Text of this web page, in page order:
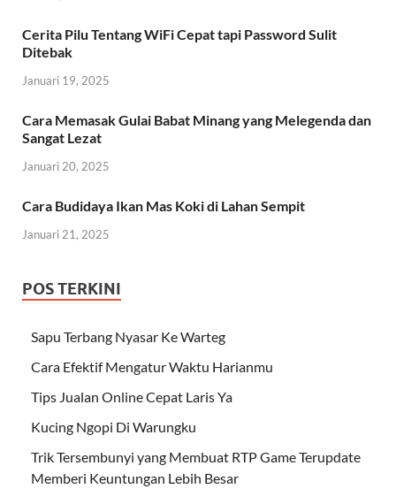
Cerita Pilu Tentang WiFi Cepat tapi Password Sulit
Ditebak
Januari 19, 2025
Cara Memasak Gulai Babat Minang yang Melegenda dan
Sangat Lezat
Januari 20, 2025
Cara Budidaya Ikan Mas Koki di Lahan Sempit
Januari 21, 2025
POS TERKINI
Sapu Terbang Nyasar Ke Warteg
Cara Efektif Mengatur Waktu Harianmu
Tips Jualan Online Cepat Laris Ya
Kucing Ngopi Di Warungku
Trik Tersembunyi yang Membuat RTP Game Terupdate
Memberi Keuntungan Lebih Besar